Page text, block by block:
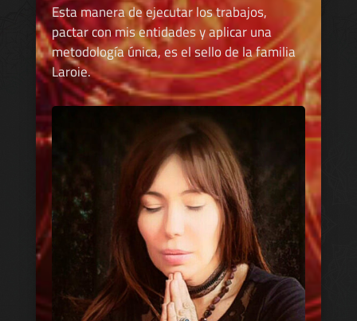
Esta manera de ejecutar los trabajos,
pactar con mis entidades y aplicar una
metodología única, es el sello de la familia
Laroie.